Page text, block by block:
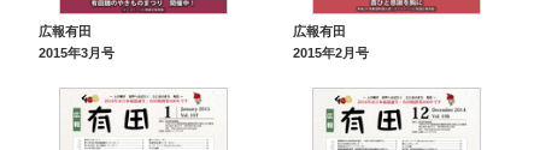
広報有田
2015年3月号
広報有田
2015年2月号